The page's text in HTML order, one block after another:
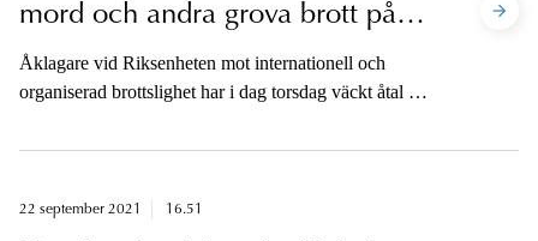
mord och andra grova brott på
flera orter i södra Sverige
Åklagare vid Riksenheten mot internationell och
organiserad brottslighet har i dag torsdag väckt åtal mot
grova brott som mord, stämpling till mord, grovt
Åklagarna är tillgängliga för media på telefon i
22 september 2021 16.51